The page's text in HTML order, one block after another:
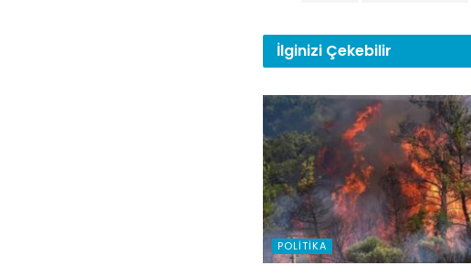
İlginizi Çekebilir
POLITIKA